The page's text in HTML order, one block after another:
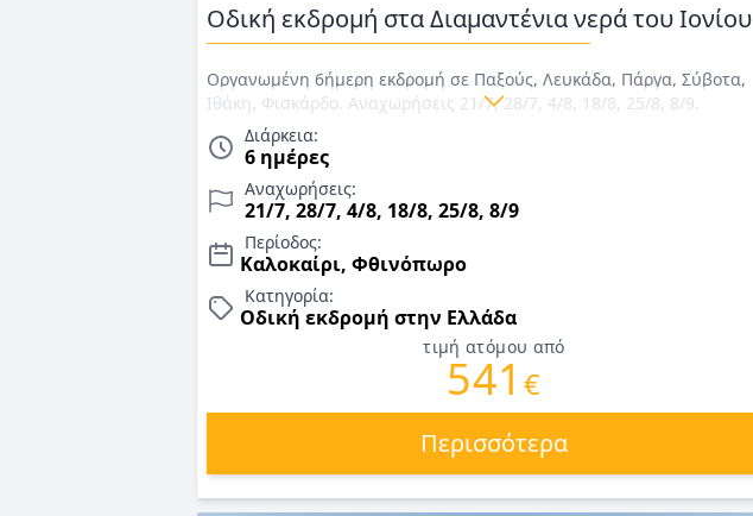
Οδική εκδρομή στα Διαμαντένια νερά του Ιονίου
Οργανωμένη 6ήμερη εκδρομή σε Παξούς, Λευκάδα, Πάργα, Σύβοτα,
Ιθάκη, Φισκάρδο. Αναχωρήσεις 21/7, 28/7, 4/8, 18/8, 25/8, 8/9.
Μεταφορές με πούλμαν, κρουαζιέρες σε Λευκάδα-Κεφαλονιά-Ιθάκη-
Σκορπιό και στους Παξούς – Αντίπαξους, διαμονή σε επιλεγμένο
ξενοδοχείο 3*, ημιδιατροφή, αρχηγός- συνοδός. Τιμές για Καλοκαίρι
2026.
Διάρκεια:
6 ημέρες
Αναχωρήσεις:
21/7, 28/7, 4/8, 18/8, 25/8, 8/9
Περίοδος:
Καλοκαίρι, Φθινόπωρο
Κατηγορία:
Οδική εκδρομή στην Ελλάδα
τιμή ατόμου από
541€
Περισσότερα